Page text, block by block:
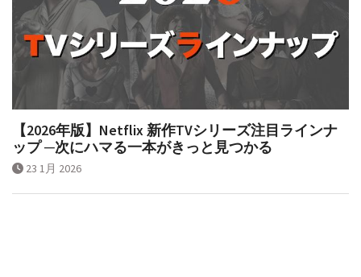
【2026年版】Netflix 新作TVシリーズ注目ラインナ
ップ ─次にハマる一本がきっと見つかる
23 1月 2026